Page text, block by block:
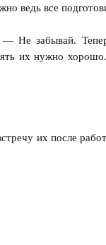
ведь все
Не забывай.
их нужно
их после